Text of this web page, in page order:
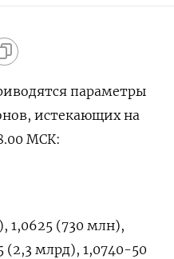
параметры
истекающих на
МСК:
1,0625 (730 млн),
(2,3 млрд), 1,0740-50